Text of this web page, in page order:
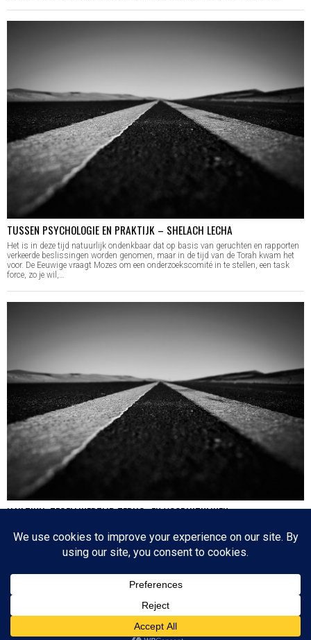
TUSSEN PSYCHOLOGIE EN PRAKTIJK – SHELACH LECHA
Het is in deze tijd natuurlijk ondenkbaar dat op basis van geruchten en rapporten
verkeerde beslissingen worden genomen, maar in de tijd van de Torah kwam het
voor. De Eeuwige vraagt Mozes om een onderzoekscomité in te stellen, een task
force, zo je wil,…
HA’AZINU: TEGELIJKERTIJD TERUG- EN VOORUITKIJKEN
oktober 2020 begonnen: de eerste parasja van het jaar. Het zijn dagen die
tegenstrijdige emoties oproepen: aan de ene kant lezen we over de laatste dagen
Since 2003 © All Rights Reserved | Foto's Robbert Baruch tenzij anders vermeld
CONTACT
BOVEN